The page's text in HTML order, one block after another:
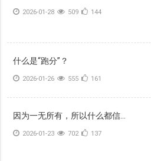
2026-01-28 509 144
什么是“跑分”？
2026-01-26 555 161
因为一无所有，所以什么都信...
2026-01-23 702 137